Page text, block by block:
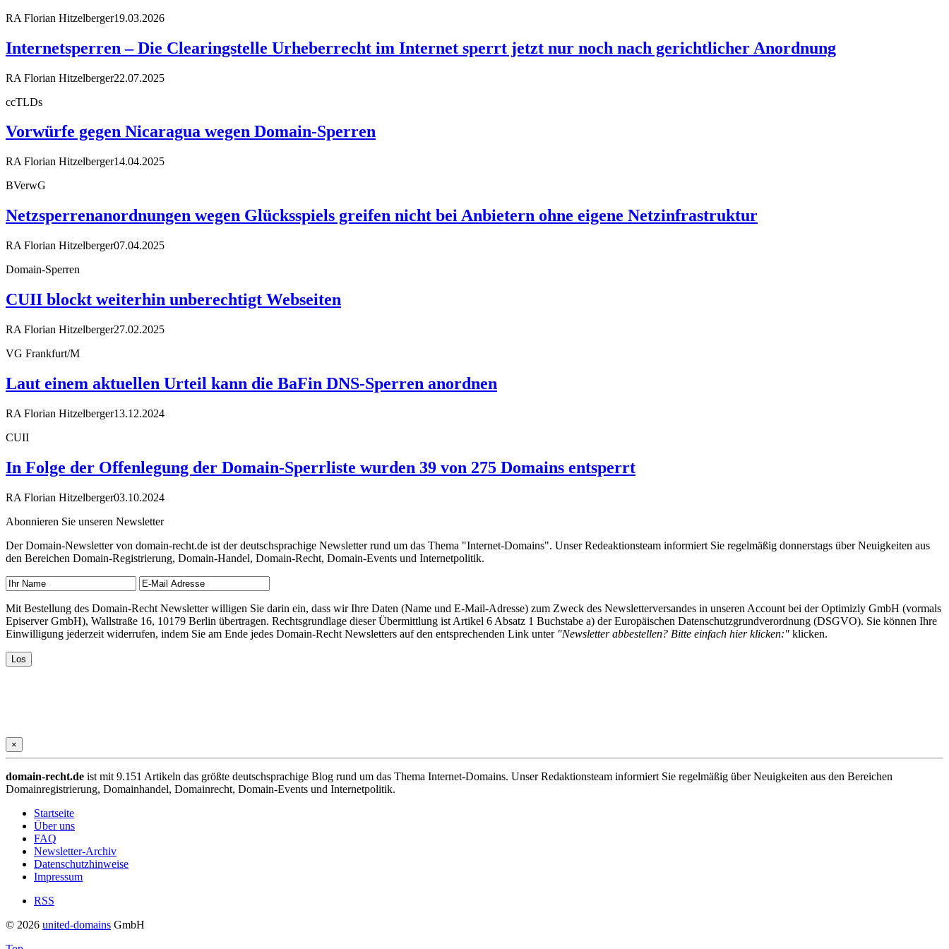
RA Florian Hitzelberger19.03.2026
Internetsperren – Die Clearingstelle Urheberrecht im Internet sperrt jetzt nur noch nach gerichtlicher Anordnung
RA Florian Hitzelberger22.07.2025
ccTLDs
Vorwürfe gegen Nicaragua wegen Domain-Sperren
RA Florian Hitzelberger14.04.2025
BVerwG
Netzsperrenanordnungen wegen Glücksspiels greifen nicht bei Anbietern ohne eigene Netzinfrastruktur
RA Florian Hitzelberger07.04.2025
Domain-Sperren
CUII blockt weiterhin unberechtigt Webseiten
RA Florian Hitzelberger27.02.2025
VG Frankfurt/M
Laut einem aktuellen Urteil kann die BaFin DNS-Sperren anordnen
RA Florian Hitzelberger13.12.2024
CUII
In Folge der Offenlegung der Domain-Sperrliste wurden 39 von 275 Domains entsperrt
RA Florian Hitzelberger03.10.2024
Abonnieren Sie unseren Newsletter
Der Domain-Newsletter von domain-recht.de ist der deutschsprachige Newsletter rund um das Thema "Internet-Domains". Unser Redeaktionsteam informiert Sie regelmäßig donnerstags über Neuigkeiten aus
den Bereichen Domain-Registrierung, Domain-Handel, Domain-Recht, Domain-Events und Internetpolitik.
Mit Bestellung des Domain-Recht Newsletter willigen Sie darin ein, dass wir Ihre Daten (Name und E-Mail-Adresse) zum Zweck des Newsletterversandes in unseren Account bei der Optimizly GmbH (vormals
Episerver GmbH), Wallstraße 16, 10179 Berlin übertragen. Rechtsgrundlage dieser Übermittlung ist Artikel 6 Absatz 1 Buchstabe a) der Europäischen Datenschutzgrundverordnung (DSGVO). Sie können Ihre
Einwilligung jederzeit widerrufen, indem Sie am Ende jedes Domain-Recht Newsletters auf den entsprechenden Link unter "Newsletter abbestellen? Bitte einfach hier klicken:" klicken.
×
domain-recht.de ist mit 9.151 Artikeln das größte deutschsprachige Blog rund um das Thema Internet-Domains. Unser Redaktionsteam informiert Sie regelmäßig über Neuigkeiten aus den Bereichen
Domainregistrierung, Domainhandel, Domainrecht, Domain-Events und Internetpolitik.
Startseite
Über uns
FAQ
Newsletter-Archiv
Datenschutzhinweise
Impressum
RSS
© 2026 united-domains GmbH